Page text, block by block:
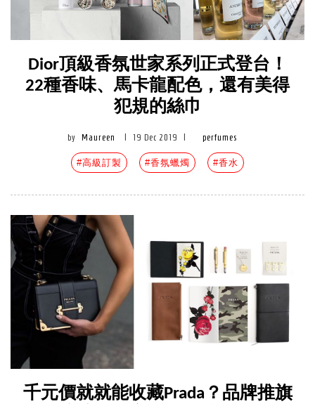
Dior頂級香氛世家系列正式登台！
22種香味、馬卡龍配色，還有美得
犯規的絲巾
by Maureen 19 Dec 2019 perfumes
#高級訂製 #香氛蠟燭 #香水
千元價就就能收藏Prada？品牌推旗